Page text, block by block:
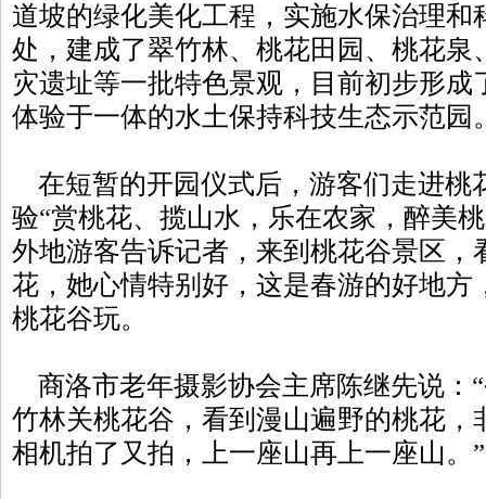
道坡的绿化美化工程，实施水保治理和
处，建成了翠竹林、桃花田园、桃花泉
灾遗址等一批特色景观，目前初步形
体验于一体的水土保持科技生态示范园
在短暂的开园仪式后，游客们走进桃
验“赏桃花、揽山水，乐在农家，醉美
外地游客告诉记者，来到桃花谷景区，
花，她心情特别好，这是春游的好地方
桃花谷玩。
商洛市老年摄影协会主席陈继先说：
竹林关桃花谷，看到漫山遍野的桃花，
相机拍了又拍，上一座山再上一座山。”